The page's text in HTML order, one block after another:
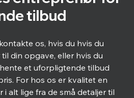
tilbud
os, hvis du hvis du
din opgave, eller hvis du
et uforpligtende tilbud
For hos os er kvalitet en
alt lige fra de små detaljer til